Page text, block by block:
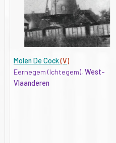
Molen De Cock(V)
Eernegem (Ichtegem), West-
Vlaanderen